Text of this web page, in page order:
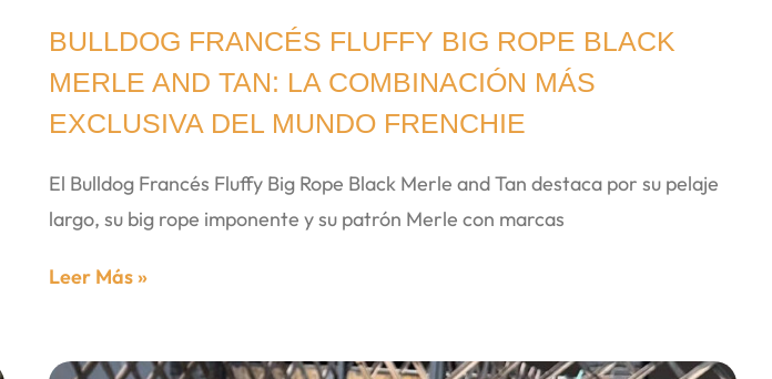
BULLDOG FRANCÉS FLUFFY BIG ROPE BLACK
MERLE AND TAN: LA COMBINACIÓN MÁS
EXCLUSIVA DEL MUNDO FRENCHIE
El Bulldog Francés Fluffy Big Rope Black Merle and Tan destaca por su pelaje
largo, su big rope imponente y su patrón Merle con marcas
Leer Más »